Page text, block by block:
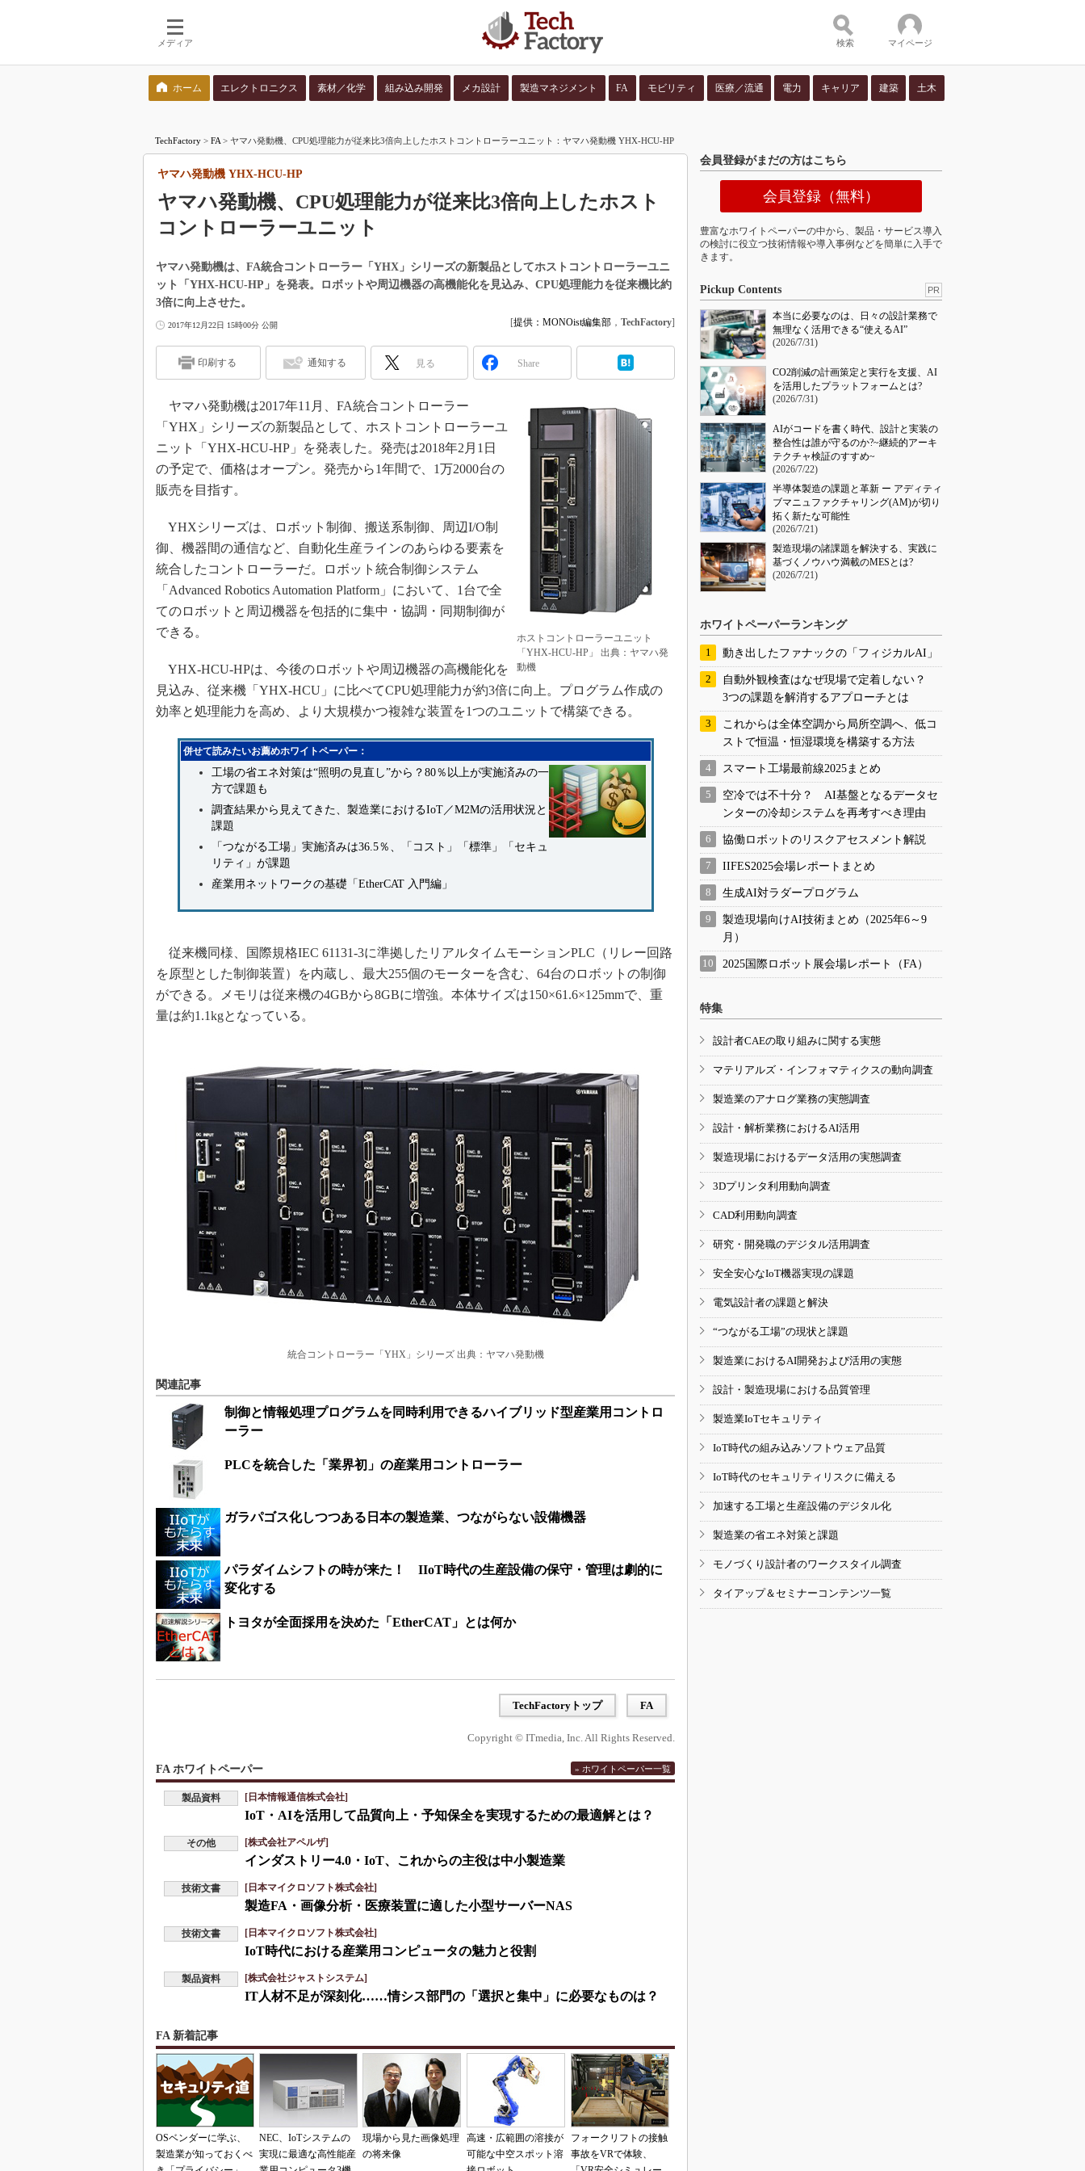
メディア 検索 マイページ
ホーム エレクトロニクス 素材／化学 組み込み開発 メカ設計 製造マネジメント FA モビリティ 医療／流通 電力 キャリア 建築 土木
TechFactory > FA > ヤマハ発動機、CPU処理能力が従来比3倍向上したホストコントローラーユニット：ヤマハ発動機 YHX-HCU-HP
ヤマハ発動機、CPU処理能力が従来比3倍向上したホスト
コントローラーユニット
ヤマハ発動機 YHX-HCU-HP
ヤマハ発動機は、FA統合コントローラー「YHX」シリーズの新製品としてホストコントローラーユニ
ット「YHX-HCU-HP」を発表。ロボットや周辺機器の高機能化を見込み、CPU処理能力を従来機比約
3倍に向上させた。
2017年12月22日 15時00分 公開 [提供：MONOist編集部 ， TechFactory]
印刷する 通知する 見る Share
ホストコントローラーユニット
「YHX-HCU-HP」 出典：ヤマハ発
動機
ヤマハ発動機は2017年11月、FA統合コントローラー
「YHX」シリーズの新製品として、ホストコントローラーユ
ニット「YHX-HCU-HP」を発表した。発売は2018年2月1日
の予定で、価格はオープン。発売から1年間で、1万2000台の
販売を目指す。
YHXシリーズは、ロボット制御、搬送系制御、周辺I/O制
御、機器間の通信など、自動化生産ラインのあらゆる要素を
統合したコントローラーだ。ロボット統合制御システム
「Advanced Robotics Automation Platform」において、1台で全
てのロボットと周辺機器を包括的に集中・協調・同期制御が
できる。
YHX-HCU-HPは、今後のロボットや周辺機器の高機能化を
見込み、従来機「YHX-HCU」に比べてCPU処理能力が約3倍に向上。プログラム作成の
効率と処理能力を高め、より大規模かつ複雑な装置を1つのユニットで構築できる。
併せて読みたいお薦めホワイトペーパー：
工場の省エネ対策は“照明の見直し”から？80％以上が実施済みの一
方で課題も
調査結果から見えてきた、製造業におけるIoT／M2Mの活用状況と
課題
「つながる工場」実施済みは36.5％、「コスト」「標準」「セキュ
リティ」が課題
産業用ネットワークの基礎「EtherCAT 入門編」
従来機同様、国際規格IEC 61131-3に準拠したリアルタイムモーションPLC（リレー回路
を原型とした制御装置）を内蔵し、最大255個のモーターを含む、64台のロボットの制御
ができる。メモリは従来機の4GBから8GBに増強。本体サイズは150×61.6×125mmで、重
量は約1.1kgとなっている。
統合コントローラー「YHX」シリーズ 出典：ヤマハ発動機
関連記事
制御と情報処理プログラムを同時利用できるハイブリッド型産業用コントロ
ーラー
PLCを統合した「業界初」の産業用コントローラー
ガラパゴス化しつつある日本の製造業、つながらない設備機器
パラダイムシフトの時が来た！ IIoT時代の生産設備の保守・管理は劇的に
変化する
トヨタが全面採用を決めた「EtherCAT」とは何か
TechFactoryトップ FA
Copyright © ITmedia, Inc. All Rights Reserved.
FA ホワイトペーパー » ホワイトペーパー一覧
製品資料 [日本情報通信株式会社]
IoT・AIを活用して品質向上・予知保全を実現するための最適解とは？
その他 [株式会社アペルザ]
インダストリー4.0・IoT、これからの主役は中小製造業
技術文書 [日本マイクロソフト株式会社]
製造FA・画像分析・医療装置に適した小型サーバーNAS
技術文書 [日本マイクロソフト株式会社]
IoT時代における産業用コンピュータの魅力と役割
製品資料 [株式会社ジャストシステム]
IT人材不足が深刻化……情シス部門の「選択と集中」に必要なものは？
FA 新着記事
OSベンダーに学ぶ、
製造業が知っておくべ
NEC、IoTシステムの
実現に最適な高性能産
現場から見た画像処理
の将来像
高速・広範囲の溶接が
可能な中空スポット溶
フォークリフトの接触
事故をVRで体験、
会員登録がまだの方はこちら
会員登録（無料）
豊富なホワイトペーパーの中から、製品・サービス導入
の検討に役立つ技術情報や導入事例などを簡単に入手で
きます。
Pickup Contents PR
本当に必要なのは、日々の設計業務で
無理なく活用できる“使えるAI”
(2026/7/31)
CO2削減の計画策定と実行を支援、AI
を活用したプラットフォームとは?
(2026/7/31)
AIがコードを書く時代、設計と実装の
整合性は誰が守るのか?~継続的アーキ
テクチャ検証のすすめ~
(2026/7/22)
半導体製造の課題と革新 ー アディティ
ブマニュファクチャリング(AM)が切り
拓く新たな可能性
(2026/7/21)
製造現場の諸課題を解決する、実践に
基づくノウハウ満載のMESとは?
(2026/7/21)
ホワイトペーパーランキング
動き出したファナックの「フィジカルAI」
自動外観検査はなぜ現場で定着しない？
3つの課題を解消するアプローチとは
これからは全体空調から局所空調へ、低コ
ストで恒温・恒湿環境を構築する方法
スマート工場最前線2025まとめ
空冷では不十分？ AI基盤となるデータセ
ンターの冷却システムを再考すべき理由
協働ロボットのリスクアセスメント解説
IIFES2025会場レポートまとめ
生成AI対ラダープログラム
製造現場向けAI技術まとめ（2025年6～9
月）
2025国際ロボット展会場レポート（FA）
特集
設計者CAEの取り組みに関する実態
マテリアルズ・インフォマティクスの動向調査
製造業のアナログ業務の実態調査
設計・解析業務におけるAI活用
製造現場におけるデータ活用の実態調査
3Dプリンタ利用動向調査
CAD利用動向調査
研究・開発職のデジタル活用調査
安全安心なIoT機器実現の課題
電気設計者の課題と解決
“つながる工場”の現状と課題
製造業におけるAI開発および活用の実態
設計・製造現場における品質管理
製造業IoTセキュリティ
IoT時代の組み込みソフトウェア品質
IoT時代のセキュリティリスクに備える
加速する工場と生産設備のデジタル化
製造業の省エネ対策と課題
モノづくり設計者のワークスタイル調査
タイアップ＆セミナーコンテンツ一覧